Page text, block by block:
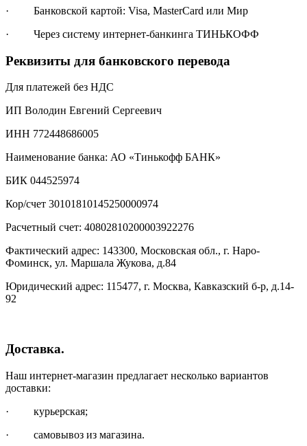
· Банковской картой: Visa, MasterCard или Мир
· Через систему интернет-банкинга ТИНЬКОФФ
Реквизиты для банковского перевода
Для платежей без НДС
ИП Володин Евгений Сергеевич
ИНН 772448686005
Наименование банка: АО «Тинькофф БАНК»
БИК 044525974
Кор/счет 30101810145250000974
Расчетный счет: 40802810200003922276
Фактический адрес: 143300, Московская обл., г. Наро-
Фоминск, ул. Маршала Жукова, д.84
Юридический адрес: 115477, г. Москва, Кавказский б-р, д.14-
92
Доставка.
Наш интернет-магазин предлагает несколько вариантов
доставки:
· курьерская;
· самовывоз из магазина.